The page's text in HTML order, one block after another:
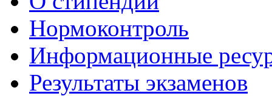
Нормоконтроль
Информационные
Результаты экзаменов